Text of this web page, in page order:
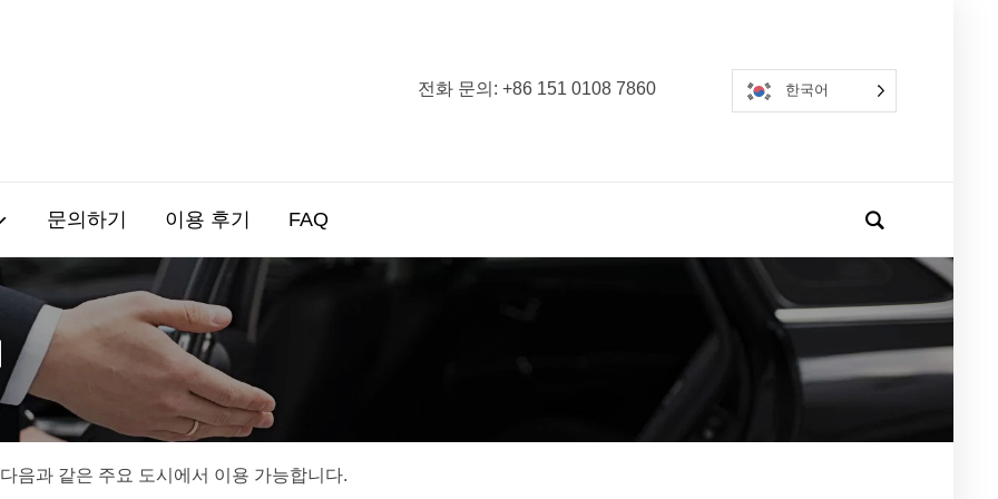
전화 문의: +86 151 0108 7860 한국어
문의하기 이용 후기 FAQ
음과 같은 주요 도시에서 이용 가능합니다.